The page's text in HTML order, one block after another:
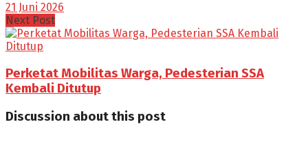
21 Juni 2026
Next Post
Perketat Mobilitas Warga, Pedesterian SSA
Kembali Ditutup
Discussion about this post